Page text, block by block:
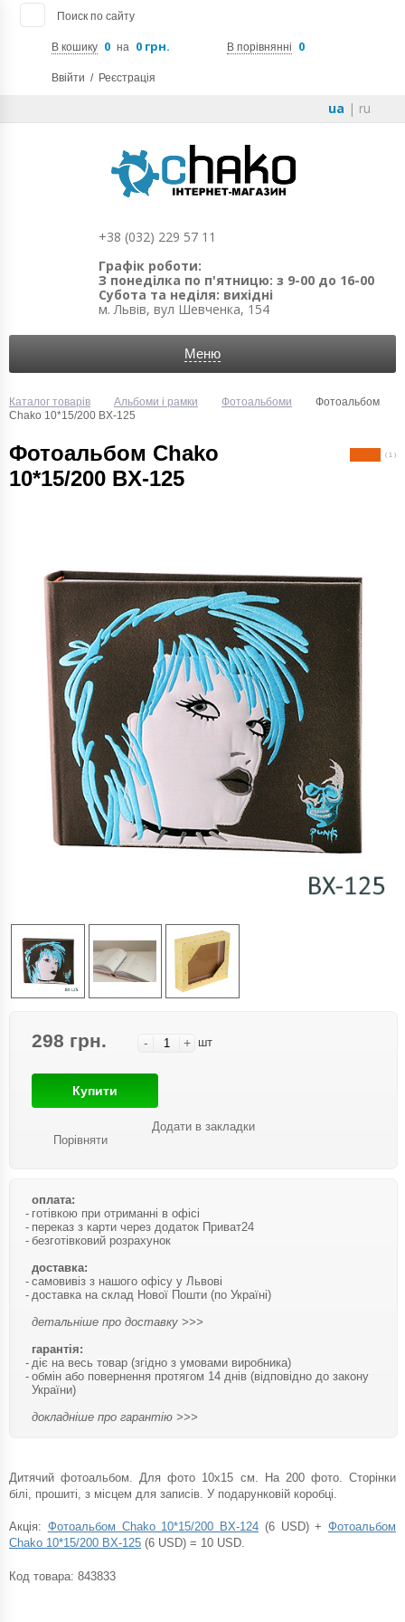
Поиск по сайту
В кошику 0 на 0 грн. В порівнянні 0
Ввійти / Реєстрація
ua | ru
+38 (032) 229 57 11
Графік роботи:
З понеділка по п'ятницю: з 9-00 до 16-00
Субота та неділя: вихідні
м. Львів, вул Шевченка, 154
Меню
Каталог товарів Альбоми і рамки Фотоальбоми
Фотоальбом
Chako 10*15/200 BX-125
Фотоальбом Chako
10*15/200 BX-125
( 1 )
298 грн. - + шт
Купити
Порівняти
Додати в закладки
оплата:
готівкою при отриманні в офісі
переказ з карти через додаток Приват24
безготівковий розрахунок
доставка:
самовивіз з нашого офісу у Львові
доставка на склад Нової Пошти (по Україні)
детальніше про доставку >>>
гарантія:
діє на весь товар (згідно з умовами виробника)
обмін або повернення протягом 14 днів (відповідно до закону
України)
докладніше про гарантію >>>
Дитячий фотоальбом. Для фото 10х15 см. На 200 фото. Сторінки
білі, прошиті, з місцем для записів. У подарунковій коробці.
Акція: Фотоальбом Chako 10*15/200 BX-124 (6 USD) + Фотоальбом
Chako 10*15/200 BX-125 (6 USD) = 10 USD.
Код товара: 843833